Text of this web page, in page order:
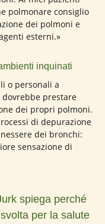
polmonare consiglio
dei polmoni e
esterni.»
inquinati
o personali a
prestare
dei propri polmoni.
di depurazione
dei bronchi:
sensazione di
spiega perché
per la salute